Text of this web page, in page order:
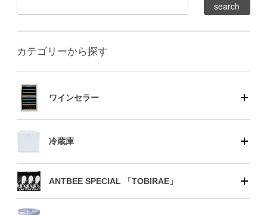
カテゴリーから探す
ワインセラー
冷蔵庫
ANTBEE SPECIAL 「TOBIRAE」